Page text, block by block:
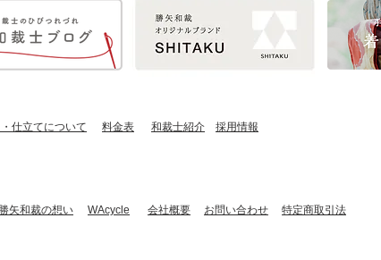
仕立てについて ​料金表 ​和裁士紹介 ​採用情報
矢和裁の想い ​WAcycle 会社概要 お問い合わせ 特定商取引法